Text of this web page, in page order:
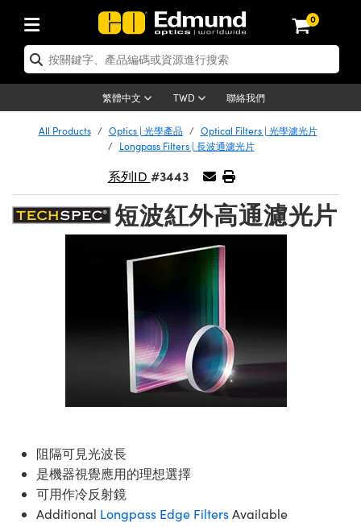
0
繁體中文 TWD 聯絡我們
| 光學產品
| 反射鏡
| 光學濾光片
Optics | 偏振光學元件
Components | SCHOTT 光
| 紅外線光學產品
| 光纖
Optics | 雷射光學
| 雷射透鏡
| 雷射濾光片
| 超快光學
Assemblies | 雷射光學元件組
Shaping | 雷射光束整形
Isolators | 晶體和隔離器
| 雷射偏光片
| 光機組件
System | 光學籠式系統
| 臺式系統
and Breadboards | 光學平臺
and Slides | 平臺和滑塊
| 顯微鏡
| Mitutoyo 物鏡
| Nikon 物鏡
| ZEISS 物鏡
Objectives | 有限共軛物鏡
Objectives
Cameras
Lighting |顯微鏡照明
Systems| 體視顯微鏡系統
| 雷射
and Electronics | 雷射
| 雷射用光機模組
| 實驗室和生產線
Lenses | 成像鏡頭
Lenses | 定焦鏡頭
| 遠心鏡頭
Magnification Lenses
Lenses for Harsh Environments
and Advanced
| 影視製作和高級攝影
Accessories | 成像鏡頭配件
| 相機
Cameras | Gigabit乙太網相
Cameras | Teledyne Dalsa
Microscopy Cameras
Cameras | Allied Vision 相機
Labs Cameras™ | Lucid Vision
| Pixelink 相機
and Illumination | 照明
Lighting | 機器視覺光源
Lighting |顯微鏡照明
| 雷射光源
Sources | 其他光源
Accessories | 光源配件
Targets | 測試板
Targets | 解析度測試板
Targets | 畸變測試版
Level Test Targets | 色卡測試板
and Detection | 測試與監測
| 光學度量
Solutions | 機器視覺方案
and Electronics | 雷射
品
and Roughness Standards | 表
Components | 主動光學元件
and Detection
and Production | 實驗室和生產
| 清潔用品
Handling Tools | 零件夾持用品
| 光學膠
Products | Acktar 黑色吸
Accessories | UV固化設備
| 雷射防護
性裝置
Production
應用選購
| 光譜儀
Imaging
Processing
Tomography
By Brand
Products | 新品專區
| 清倉品
| 清倉光學產品
| 清倉顯微鏡
Lenses | 清倉成像鏡頭
and Detection
and Production | 清倉實驗室
Products | 重新認證產
| 重新認證光學產品
| 重新認證光機
| 重新認證雷射
| 重新認證顯微鏡
Lenses | 重新認證成像鏡
| 重新認證相機
| 重新認證照明
and Production | 重新認證實
用品
All Products Optics | 光學產品
Optical Filters | 光學濾光片
Longpass Filters | 長波通濾光片
系列ID #3443
短波紅外高通濾光片
阻隔可見光波長
是機器視覺應用的理想選擇
可用作冷反射鏡
Additional Longpass Edge FiltersAvailable